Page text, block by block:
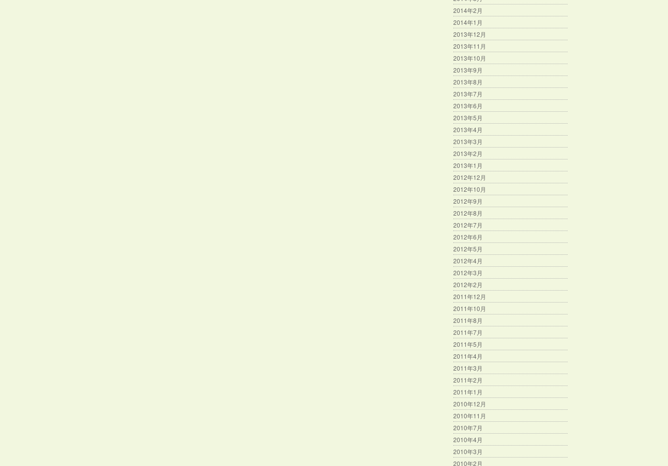
2014年2月
2014年1月
2013年12月
2013年11月
2013年10月
2013年9月
2013年8月
2013年7月
2013年6月
2013年5月
2013年4月
2013年3月
2013年2月
2013年1月
2012年12月
2012年10月
2012年9月
2012年8月
2012年7月
2012年6月
2012年5月
2012年4月
2012年3月
2012年2月
2011年12月
2011年10月
2011年8月
2011年7月
2011年5月
2011年4月
2011年3月
2011年2月
2011年1月
2010年12月
2010年11月
2010年7月
2010年4月
2010年3月
2010年2月